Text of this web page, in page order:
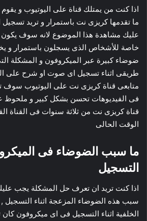
اذا كنت من يمتلك قناة على اليوتيوب و
ما تقدمها كريزى نت باستمرار و تريد تسجيل
عليك مشاهدة هذا الموضوع لانه سوف يكون
خاصة للأشخاص الذى يسجلون باستمرار و
ضوضاء كبيرة عبر الميكروفون و المشكلة
طريقى اثناء تسجيل اى صوت او شرح على
متابعى قناة كريزى نت على اليوتيوب
فى الفيديوهات تحسن بشكل كبير و ملحوظ
قناة كريزى نت من ثلاثة سنوات فى القناة
الوقت الحالى
ما سبب الضوضاء فى
التسجيل
اذا كنت تريد ان تعرف حل المشكلة يجب
سبب هذه الضوضاء المزعجة اثناء
الخلفية اثناء التسجيل فى اى ميكروفون كان